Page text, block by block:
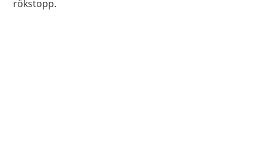
rökstopp.